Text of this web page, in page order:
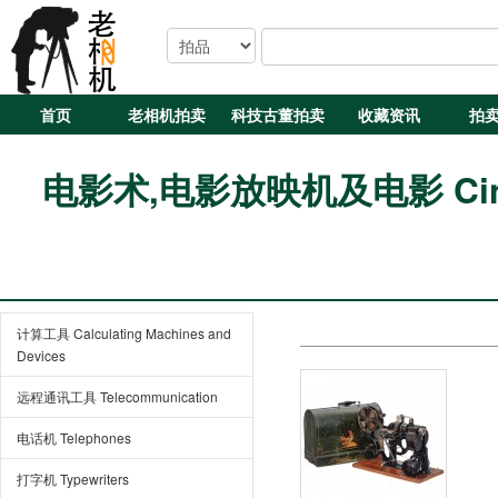
首页 老相机拍卖 科技古董拍卖 收藏资讯 拍
电影术,电影放映机及电影
计算工具 Calculating Machines and
Devices
远程通讯工具 Telecommunication
电话机 Telephones
打字机 Typewriters